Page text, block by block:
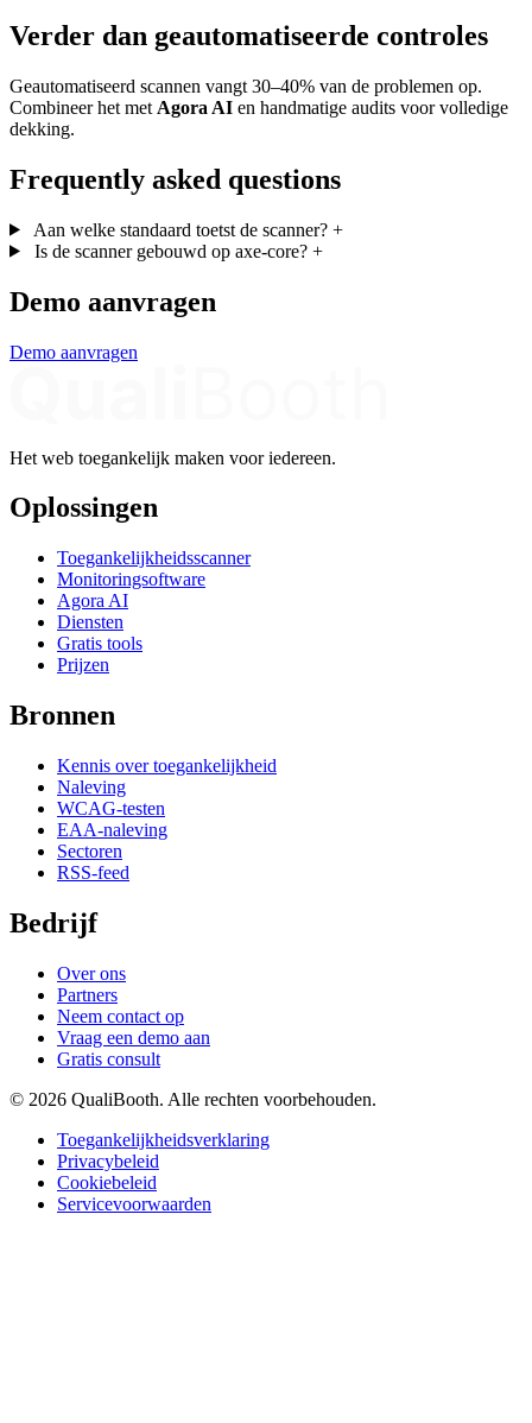
Verder dan geautomatiseerde controles
Geautomatiseerd scannen vangt 30–40% van de problemen op.
Combineer het met Agora AI en handmatige audits voor volledige
dekking.
Frequently asked questions
Aan welke standaard toetst de scanner? +
Is de scanner gebouwd op axe-core? +
Demo aanvragen
Demo aanvragen
Het web toegankelijk maken voor iedereen.
Oplossingen
Toegankelijkheidsscanner
Monitoringsoftware
Agora AI
Diensten
Gratis tools
Prijzen
Bronnen
Kennis over toegankelijkheid
Naleving
WCAG-testen
EAA-naleving
Sectoren
RSS-feed
Bedrijf
Over ons
Partners
Neem contact op
Vraag een demo aan
Gratis consult
© 2026 QualiBooth. Alle rechten voorbehouden.
Toegankelijkheidsverklaring
Privacybeleid
Cookiebeleid
Servicevoorwaarden